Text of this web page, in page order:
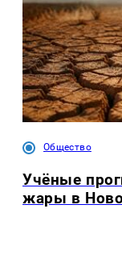
Общество
Учёные
жары в